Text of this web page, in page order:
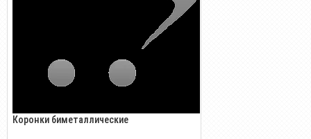
Коронки биметаллические